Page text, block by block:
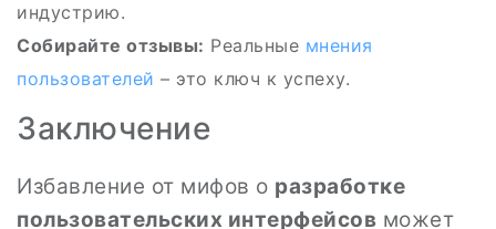
индустрию.
Собирайте отзывы: Реальные мнения
пользователей – это ключ к успеху.
Заключение
Избавление от мифов о разработке
пользовательских интерфейсов может